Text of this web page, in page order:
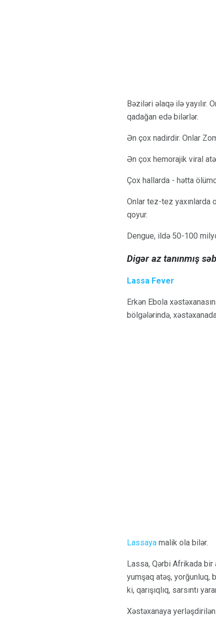
Bəziləri əlaqə ilə yayılır.
qadağan edə bilərlər.
Ən çox nadirdir. Onlar
Ən çox hemorajik viral
Çox hallarda - hətta
Onlar tez-tez yaxınlarda
qoyur.
Dengue, ildə 50-100
Digər az tanınmış
Lassa Fever
Erkən Ebola
bölgələrində,
Lassaya malik ola bilər.
Lassa, Qərbi Afrikada
yumşaq atəş, yorğunluq,
ki, qarışıqlıq, sarsıntı
Xəstəxanaya